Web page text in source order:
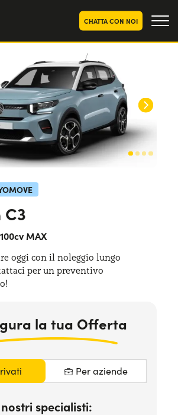
CHATTA CON NOI
LUNGO TERMINE
SCEGLI UN PAESE
MAX
oggi con il noleggio lungo
per un preventivo
la tua Offerta
Per aziende
specialisti: